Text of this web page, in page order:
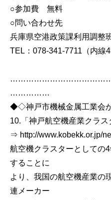
○参加費 無料
○問い合わせ先
兵庫県空港政策課利用調整
TEL：078-341-7711（内線
……………
◆◇神戸市機械金属工業会
10.「神戸航空機産業クラ
⇒ http://www.kobekk.or.jp/
航空機クラスターとしての
することに
より、我国の航空機産業の
連メーカー